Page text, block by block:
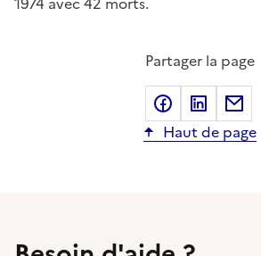
Partager la page
Partager
Haut de page